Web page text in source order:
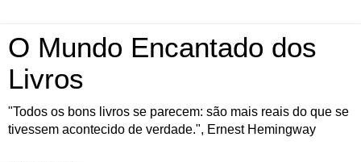
O Mundo Encantado dos
Livros
"Todos os bons livros se parecem: são mais reais do que se
tivessem acontecido de verdade.", Ernest Hemingway